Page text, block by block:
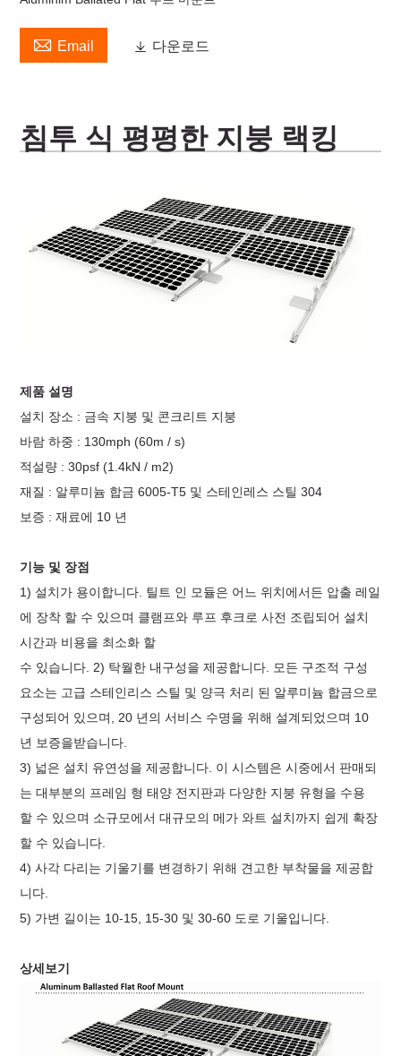
 Email  다운로드
침투 식 평평한 지붕 랙킹
제품 설명
설치 장소 : 금속 지붕 및 콘크리트 지붕
바람 하중 : 130mph (60m / s)
적설량 : 30psf (1.4kN / m2)
재질 : 알루미늄 합금 6005-T5 및 스테인레스 스틸 304
보증 : 재료에 10 년
기능 및 장점
1) 설치가 용이합니다. 틸트 인 모듈은 어느 위치에서든 압출 레일
에 장착 할 수 있으며 클램프와 루프 후크로 사전 조립되어 설치
시간과 비용을 최소화 할
수 있습니다. 2) 탁월한 내구성을 제공합니다. 모든 구조적 구성
요소는 고급 스테인리스 스틸 및 양극 처리 된 알루미늄 합금으로
구성되어 있으며, 20 년의 서비스 수명을 위해 설계되었으며 10
년 보증을받습니다.
3) 넓은 설치 유연성을 제공합니다. 이 시스템은 시중에서 판매되
는 대부분의 프레임 형 태양 전지판과 다양한 지붕 유형을 수용
할 수 있으며 소규모에서 대규모의 메가 와트 설치까지 쉽게 확장
할 수 있습니다.
4) 사각 다리는 기울기를 변경하기 위해 견고한 부착물을 제공합
니다.
5) 가변 길이는 10-15, 15-30 및 30-60 도로 기울입니다.
상세보기